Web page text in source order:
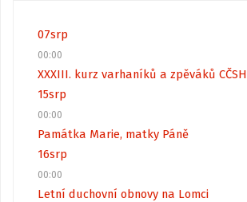
07srp
00:00
XXXIII. kurz varhaníků a zpěváků CČSH
15srp
00:00
Památka Marie, matky Páně
16srp
00:00
Letní duchovní obnovy na Lomci